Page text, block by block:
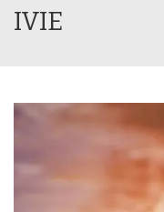
IVIE